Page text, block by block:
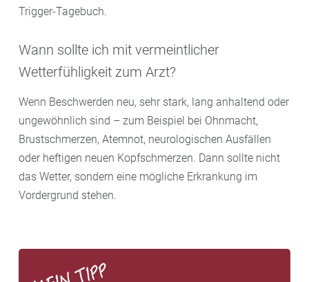
Trigger-Tagebuch.
Wann sollte ich mit vermeintlicher
Wetterfühligkeit zum Arzt?
Wenn Beschwerden neu, sehr stark, lang anhaltend oder
ungewöhnlich sind – zum Beispiel bei Ohnmacht,
Brustschmerzen, Atemnot, neurologischen Ausfällen
oder heftigen neuen Kopfschmerzen. Dann sollte nicht
das Wetter, sondern eine mögliche Erkrankung im
Vordergrund stehen.